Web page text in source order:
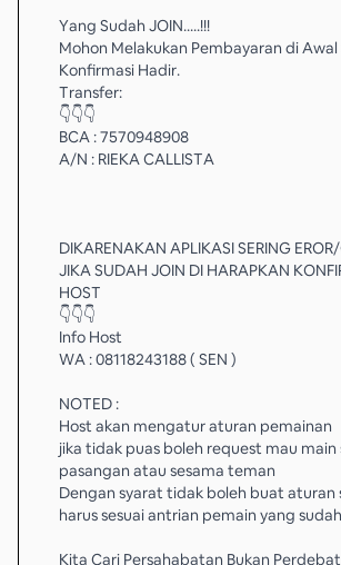
Yang Sudah JOIN.....!!!
Mohon Melakukan Pembayaran di
Konfirmasi Hadir.
Transfer:
👇👇👇
BCA : 7570948908
A/N : RIEKA CALLISTA
DIKARENAKAN APLIKASI SERING
JIKA SUDAH JOIN DI HARAPKAN
HOST
👇👇👇
Info Host
WA : 08118243188 ( SEN )
NOTED :
Host akan mengatur aturan pemainan
jika tidak puas boleh request mau main
pasangan atau sesama teman
Dengan syarat tidak boleh buat aturan
harus sesuai antrian pemain yang
Kita Cari Persahabatan Bukan